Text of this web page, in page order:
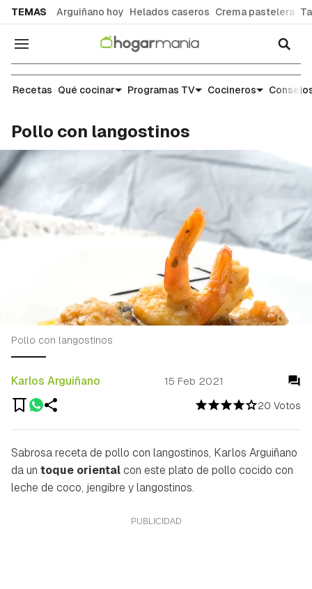
TEMAS Arguiñano hoy Helados caseros Crema pastelera
Navegación
Recetas
Recetas Qué cocinar Programas TV Cocineros
Pollo con langostinos
20 Votos
Karlos Arguiñano 15 Feb 2021
Pollo con langostinos
Sabrosa receta de pollo con langostinos, Karlos Arguiñano
da un toque orientalcon este plato de pollo cocido con
leche de coco, jengibre y langostinos.